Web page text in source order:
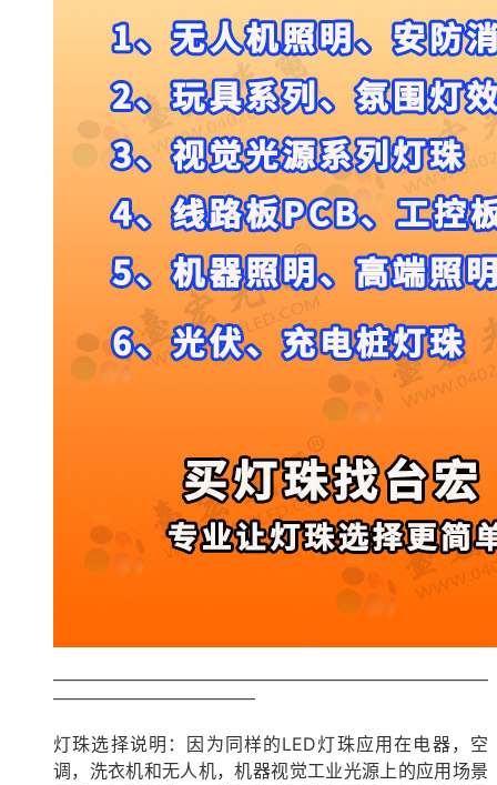
————————————————————————————
—————————————
灯珠选择说明：因为同样的LED灯珠应用在电器，空
调，洗衣机和无人机，机器视觉工业光源上的应用场景